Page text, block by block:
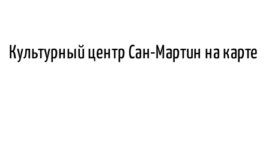
Культурный центр Сан-Мартин на карте